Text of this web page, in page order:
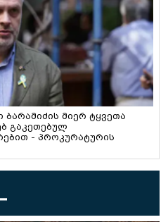
მიერ ტყვეთა
გაკეთებულ
- პროკურატურის